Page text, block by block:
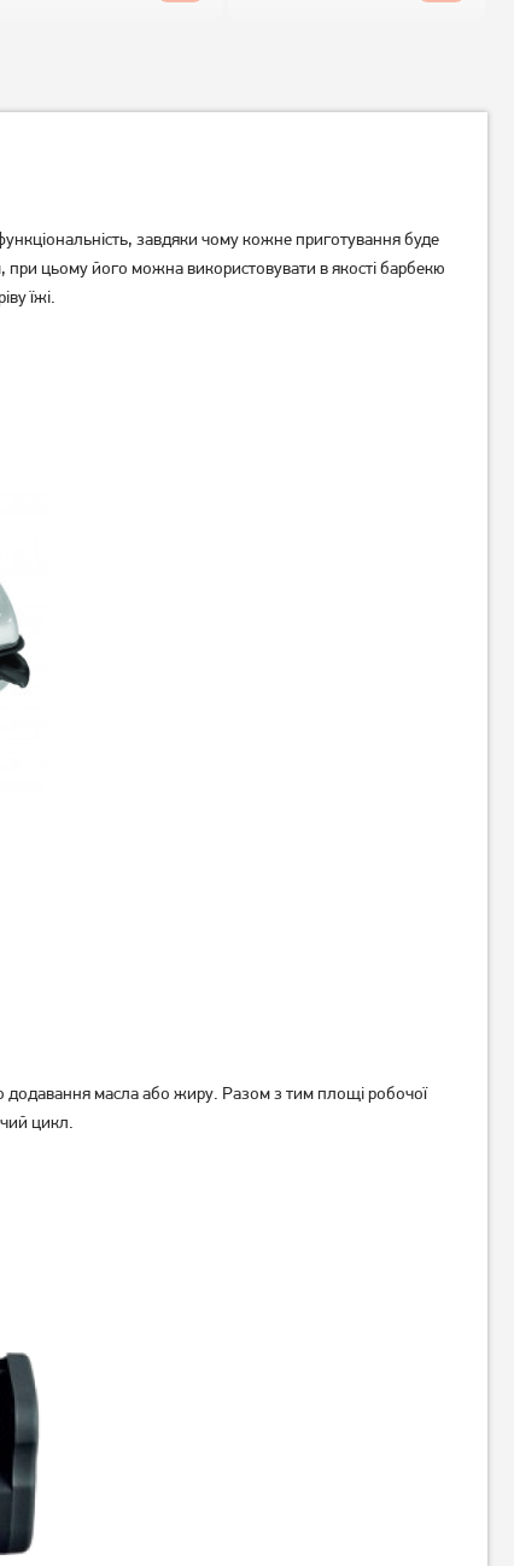
завдяки чому кожне приготування буде
при цьому його можна використовувати в якості барбекю
їжі.
масла або жиру. Разом з тим площі робочої
цикл.